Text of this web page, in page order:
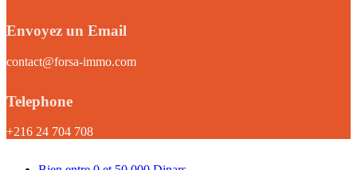
Envoyez un Email
contact@forsa-immo.com
Telephone
+216 24 704 708